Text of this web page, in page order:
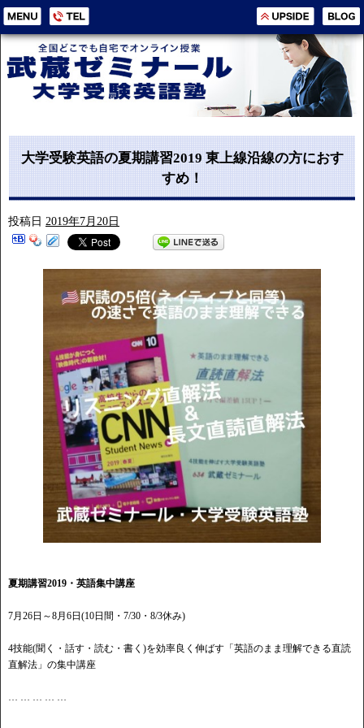
大学受験英語の夏期講習2019 東上線沿線の方におす
すめ！
投稿日 2019年7月20日
夏期講習2019・英語集中講座
7月26日～8月6日(10日間・7/30・8/3休み)
4技能(聞く・話す・読む・書く)を効率良く伸ばす「英語のまま理解できる直読
直解法」の集中講座